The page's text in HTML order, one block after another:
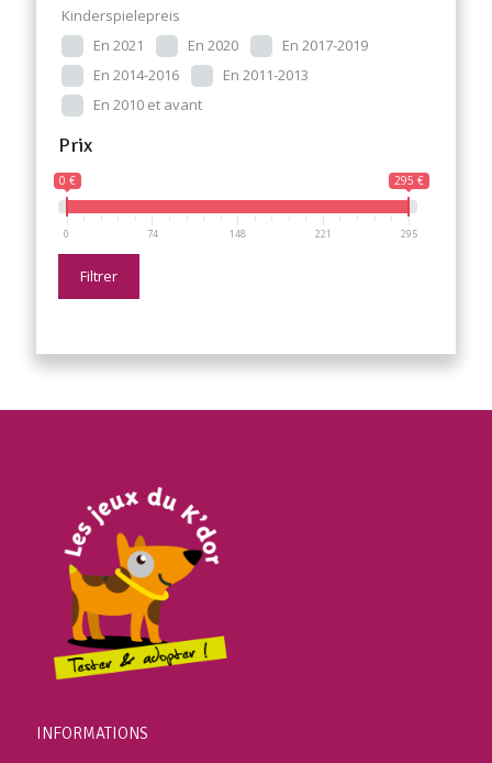
Kinderspielepreis
En 2021
En 2020
En 2017-2019
En 2014-2016
En 2011-2013
En 2010 et avant
Prix
0 € 295 €
0 74 148 221 295
Filtrer
INFORMATIONS